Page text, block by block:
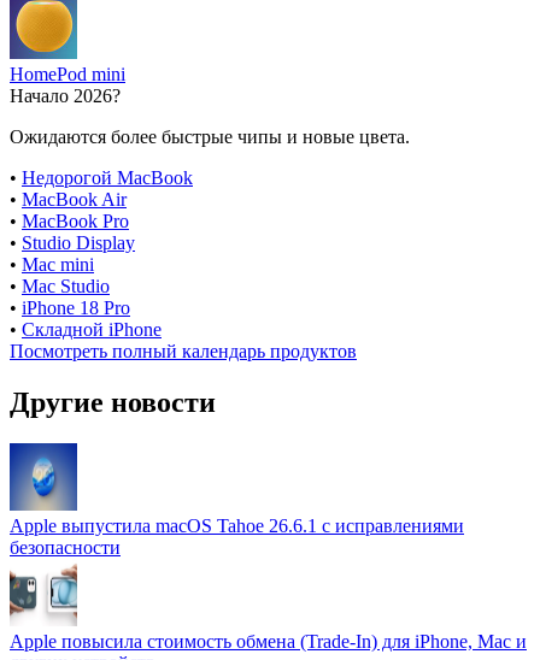
HomePod mini
Начало 2026?
Ожидаются более быстрые чипы и новые цвета.
• Недорогой MacBook
• MacBook Air
• MacBook Pro
• Studio Display
• Mac mini
• Mac Studio
• iPhone 18 Pro
• Складной iPhone
Посмотреть полный календарь продуктов
Другие новости
Apple выпустила macOS Tahoe 26.6.1 с исправлениями
безопасности
Apple повысила стоимость обмена (Trade-In) для iPhone, Mac и